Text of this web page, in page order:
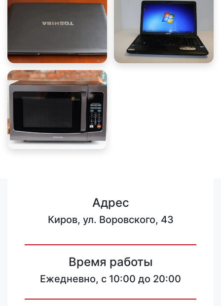
Адрес
Киров, ул. Воровского, 43
Время работы
Ежедневно, с 10:00 до 20:00